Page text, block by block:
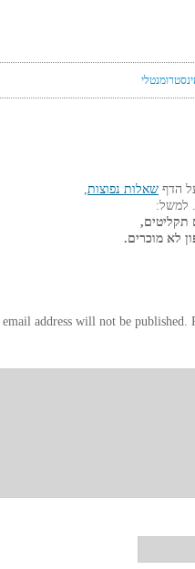
הדף שאלות נפוצות,
למשל:
תקליטים,
לא מוכרים.
address will not be published.